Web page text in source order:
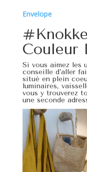
Envelope
Couleur
Si vous aimez les
conseille d’aller
situé en plein
luminaires,
vous y trouverez
une seconde